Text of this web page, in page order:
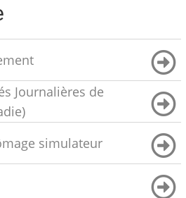
Journalières de
simulateur